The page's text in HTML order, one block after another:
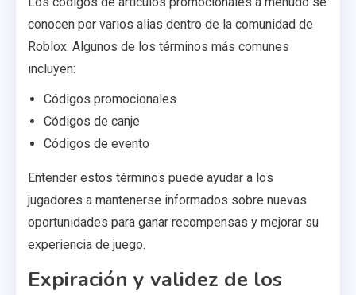
conocen por varios alias dentro de la comunidad de
Roblox. Algunos de los términos más comunes
incluyen:
Códigos promocionales
Códigos de canje
Códigos de evento
Entender estos términos puede ayudar a los
jugadores a mantenerse informados sobre nuevas
oportunidades para ganar recompensas y mejorar su
experiencia de juego.
Expiración y validez de los